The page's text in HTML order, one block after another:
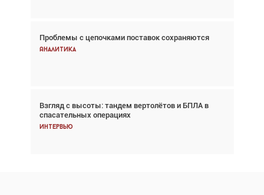
Проблемы с цепочками поставок сохраняются
Аналитика
Взгляд с высоты: тандем вертолётов и БПЛА в
спасательных операциях
Интервью
Впервые с 2024 года глобальный трафик
снижается три недели подряд
Частный самолёт – это актив. Подходите к
покупке соответствующим образом
Интервью